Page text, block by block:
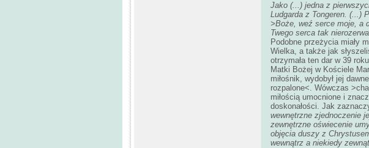
Jako (...) jedna z
Ludgarda z Tongeren. (...)
>Boże, weź serce moje, a
Twego serca tak
Podobne przeżycia miały
Wielka, a także jak
otrzymała ten dar w 39
Matki Bożej w Kościele
miłośnik, wydobył jej
rozpalone<. Wówczas
miłością umocnione i
doskonałości. Jak
wewnętrzne zjednoczenie
zewnętrzne oświecenie
objęcia duszy z
wewnątrz a niekiedy